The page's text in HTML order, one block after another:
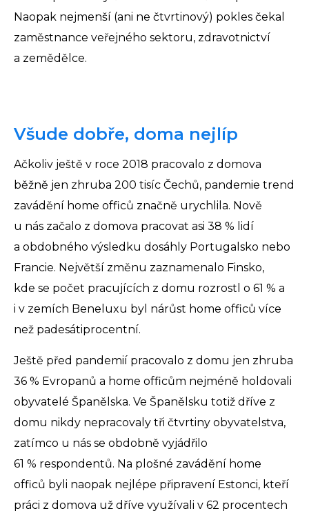
Naopak nejmenší (ani ne čtvrtinový) pokles čekal
zaměstnance veřejného sektoru, zdravotnictví
a zemědělce.
Všude dobře, doma nejlíp
Ačkoliv ještě v roce 2018 pracovalo z domova
běžně jen zhruba 200 tisíc Čechů, pandemie trend
zavádění home officů značně urychlila. Nově
u nás začalo z domova pracovat asi 38 % lidí
a obdobného výsledku dosáhly Portugalsko nebo
Francie. Největší změnu zaznamenalo Finsko,
kde se počet pracujících z domu rozrostl o 61 % a
i v zemích Beneluxu byl nárůst home officů více
než padesátiprocentní.
Ještě před pandemií pracovalo z domu jen zhruba
36 % Evropanů a home officům nejméně holdovali
obyvatelé Španělska. Ve Španělsku totiž dříve z
domu nikdy nepracovaly tři čtvrtiny obyvatelstva,
zatímco u nás se obdobně vyjádřilo
61 % respondentů. Na plošné zavádění home
officů byli naopak nejlépe připravení Estonci, kteří
práci z domova už dříve využívali v 62 procentech